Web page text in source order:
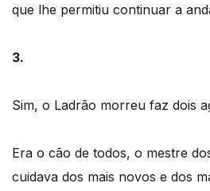
que lhe permitiu continuar a
3.
Sim, o Ladrão morreu faz dois
Era o cão de todos, o mestre
cuidava dos mais novos e dos